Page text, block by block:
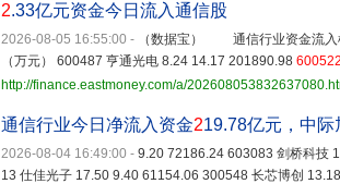
2.33亿元资金今日流入通信股
2026-08-05 16:55:00 -
（数据宝） 通信行业资金流入
（万元） 600487 亨通光电 8.24 14.17 201890.98
http://finance.eastmoney.com/a/
通信行业今日净流入资金219.78亿元，中际
2026-08-04 16:49:00 - 9.20 72186.24 603083 剑桥科技
13 仕佳光子 17.50 9.40 61154.06 300548 长芯博创